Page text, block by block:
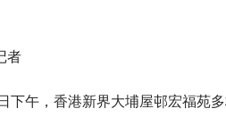
者
下午，香港新界大埔屋邨宏福苑